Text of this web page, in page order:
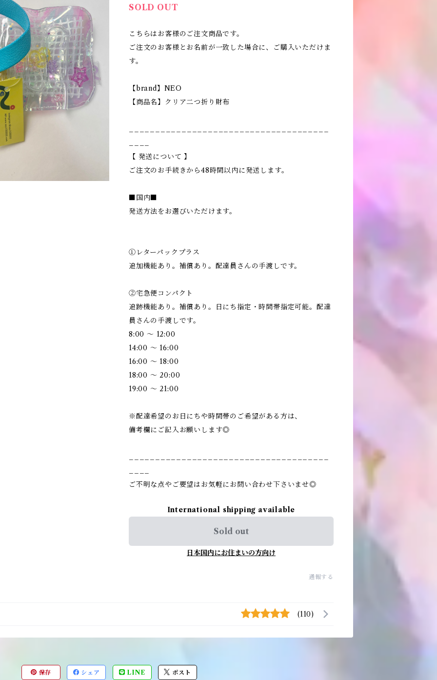
SOLD OUT
こちらはお客様のご注文商品です。
ご注文のお客様とお名前が一致した場合に、ご購入いただけま
す。
【brand】NEO
【商品名】クリア二つ折り財布
【 発送について 】
ご注文のお手続きから48時間以内に発送します。
■国内■
発送方法をお選びいただけます。
①レターパックプラス
追加機能あり。補償あり。配達員さんの手渡しです。
②宅急便コンパクト
追跡機能あり。補償あり。日にち指定・時間帯指定可能。配達
員さんの手渡しです。
8:00 ～ 12:00
14:00 ～ 16:00
16:00 ～ 18:00
18:00 ～ 20:00
19:00 ～ 21:00
※配達希望のお日にちや時間帯のご希望がある方は、
備考欄にご記入お願いします◎
ご不明な点やご要望はお気軽にお問い合わせ下さいませ◎
International shipping available
Sold out
日本国内にお住まいの方向け
通報する
(110)
保存 シェア LINE ポスト